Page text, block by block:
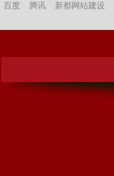
百度 腾讯 新都网站建设